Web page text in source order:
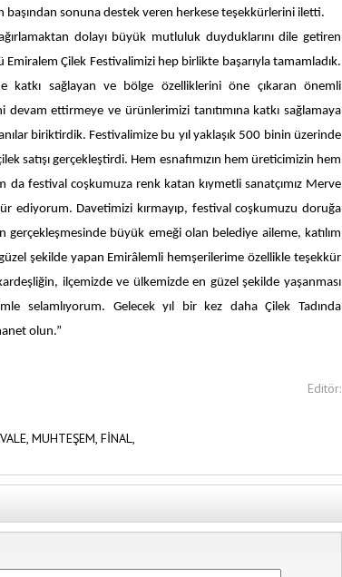
başından sonuna destek veren herkese teşekkürlerini iletti.
dolayı büyük mutluluk duyduklarını dile getiren
Çilek Festivalimizi hep birlikte başarıyla tamamladık.
katkı sağlayan ve bölge özelliklerini öne çıkaran önemli
ettirmeye ve ürünlerimizi tanıtımına katkı sağlamaya
biriktirdik. Festivalimize bu yıl yaklaşık 500 binin üzerinde
satışı gerçekleştirdi. Hem esnafımızın hem üreticimizin hem
festival coşkumuza renk katan kıymetli sanatçımız Merve
ediyorum. Davetimizi kırmayıp, festival coşkumuzu doruğa
gerçekleşmesinde büyük emeği olan belediye aileme, katılım
şekilde yapan Emirâlemli hemşerilerime özellikle teşekkür
ilçemizde ve ülkemizde en güzel şekilde yaşanması
selamlıyorum. Gelecek yıl bir kez daha Çilek Tadında
olun.”
Editör:
MUHTEŞEM, FİNAL,